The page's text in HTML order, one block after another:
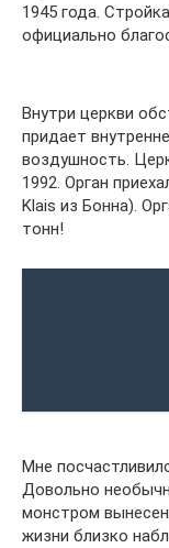
1945 года.
официально
Внутри церкви
придает
воздушность.
1992. Орган
Klais из Бонна).
тонн!
Мне
Довольно
монстром
жизни близко